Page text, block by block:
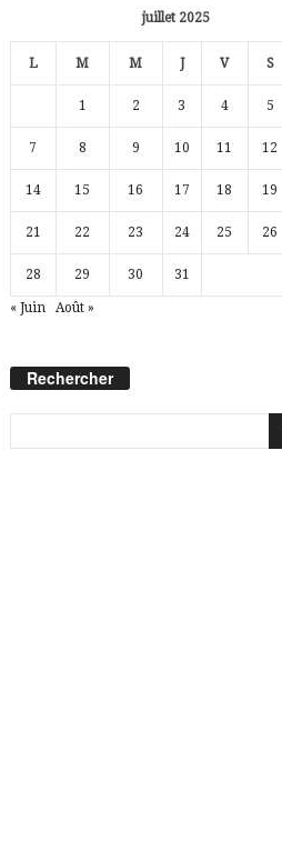
juillet 2025
L M M J V S
1 2 3 4 5
7 8 9 10 11 12
14 15 16 17 18 19
21 22 23 24 25 26
28 29 30 31
« Juin Août »
Rechercher